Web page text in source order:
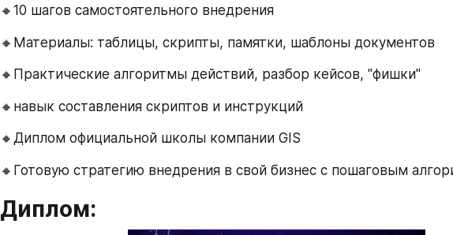
🔸10 шагов самостоятельного внедрения
🔸Материалы: таблицы, скрипты, памятки, шаблоны документов
🔸Практические алгоритмы действий, разбор кейсов, "фишки"
🔸навык составления скриптов и инструкций
🔸Диплом официальной школы компании GIS
🔸Готовую стратегию внедрения в свой бизнес с пошаговым
Диплом: